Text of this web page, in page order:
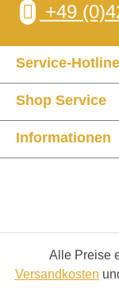
+49
Service-Hotline
Shop Service
Informationen
Alle Preise
Versandkosten